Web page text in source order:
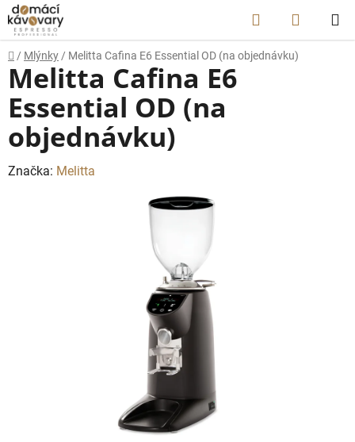
Přejít
na
obsah
Hledat
KOŠÍK
Domů
/ Mlýnky / Melitta Cafina E6 Essential OD (na objednávku)
Melitta Cafina E6
Essential OD (na
objednávku)
Značka: Melitta